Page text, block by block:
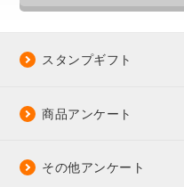
スタンプギフト
商品アンケート
その他アンケート